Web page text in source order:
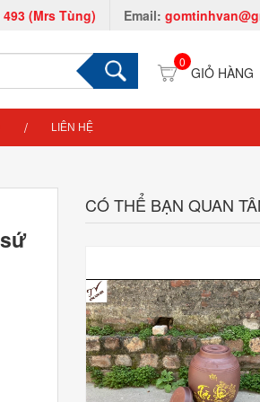
493 (Mrs Tùng) Email:
0
LIÊN HỆ
CÓ THỂ BẠN QUAN